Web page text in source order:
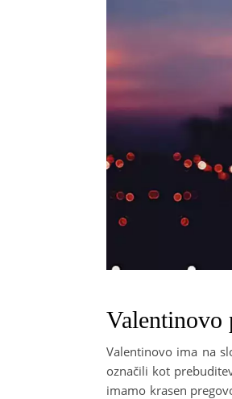
Valentinovo
Valentinovo ima na
označili kot
imamo krasen